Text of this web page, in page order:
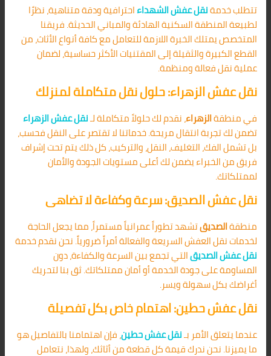
تتطلب خدمةنقل عفش الشهداءاحترافية ودقة متناهية، نظرًا
لطبيعة المنطقة السكنية الهادئة والمباني الحديثة. فريقنا
المتخصص يمتلك الخبرة اللازمة للتعامل مع كافة أنواع الأثاث، من
القطع الكبيرة والثقيلة إلى المقتنيات الأكثر حساسية، لضمان
عملية نقل فعالة ومنظمة.
نقل عفش الزهراء: حلول نقل متكاملة لمنزلك
في منطقةالزهراء، نقدم لك حلولاً متكاملة لـنقل عفش الزهراء
تضمن لك تجربة انتقال مريحة. خدماتنا لا تقتصر على النقل فحسب،
بل تشمل الفك، التغليف، النقل، والتركيب، كل ذلك يتم تحت إشراف
فريق من الخبراء يضمن لك أعلى مستويات الجودة والأمان
لممتلكاتك.
نقل عفش الصديق: سرعة وكفاءة لا تضاهى
منطقةالصديقتشهد تطوراً عمرانياً مستمراً، مما يجعل الحاجة
لخدمات نقل العفش السريعة والفعالة أمراً ضرورياً. نحن نقدم خدمة
نقل عفش الصديقالتي تجمع بين السرعة والكفاءة، دون
المساومة على جودة الخدمة أو أمان ممتلكاتك. ثق بنا لتحريك
أغراضك بكل سهولة ويسر.
نقل عفش حطين: اهتمام خاص بكل تفصيلة
عندما يتعلق الأمر بـنقل عفش حطين، فإن اهتمامنا بالتفاصيل هو
ما يميزنا. نحن ندرك قيمة كل قطعة من أثاثك، ولهذا، نتعامل